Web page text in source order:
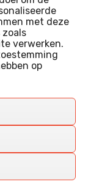
met deze
verwerken.
op
ik zoveel
ik nu wel of
als hobby nog
coproducent
kunde én de